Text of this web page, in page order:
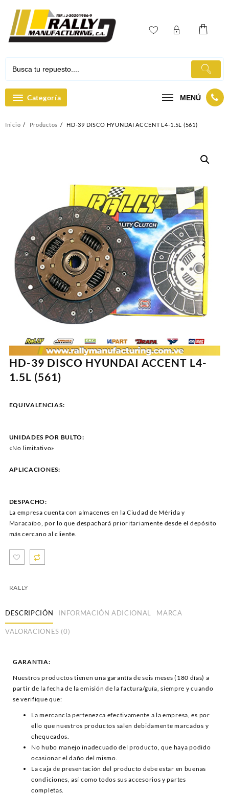
contenido
Categoría MENÚ
Inicio Productos HD-39 DISCO HYUNDAI ACCENT L4-1.5L (561)
HD-39 DISCO HYUNDAI ACCENT L4-
1.5L (561)
EQUIVALENCIAS:
UNIDADES POR BULTO:
«No limitativo»
APLICACIONES:
DESPACHO:
La empresa cuenta con almacenes en la Ciudad de Mérida y
Maracaibo, por lo que despachará prioritariamente desde el depósito
más cercano al cliente.
RALLY
DESCRIPCIÓN INFORMACIÓN ADICIONAL MARCA
VALORACIONES (0)
GARANTIA:
Nuestros productos tienen una garantía de seis meses (180 días) a
partir de la fecha de la emisión de la factura/guía, siempre y cuando
se verifique que:
La mercancía pertenezca efectivamente a la empresa, es por
ello que nuestros productos salen debidamente marcados y
chequeados.
No hubo manejo inadecuado del producto, que haya podido
ocasionar el daño del mismo.
La caja de presentación del producto debe estar en buenas
condiciones, así como todos sus accesorios y partes
completas.